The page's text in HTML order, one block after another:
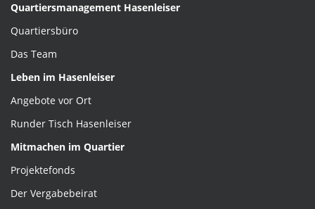
Quartiersmanagement Hasenleiser
Quartiersbüro
Das Team
Leben im Hasenleiser
Angebote vor Ort
Runder Tisch Hasenleiser
Mitmachen im Quartier
Projektefonds
Der Vergabebeirat